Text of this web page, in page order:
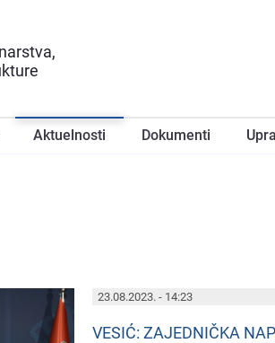
Aktuelnosti Dokumеnti
23.08.2023. - 14:23
VESIĆ: ZAJEDNIČKA